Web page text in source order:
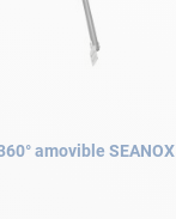
amovible SEANOX